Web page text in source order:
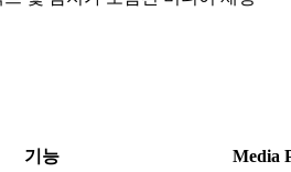
기능 Media